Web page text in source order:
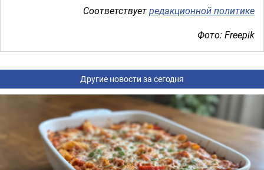
Соответствуетредакционной политике
Фото: Freepik
Другие новости за сегодня